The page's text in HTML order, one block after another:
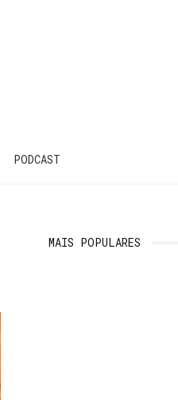
PODCAST
MAIS POPULARES